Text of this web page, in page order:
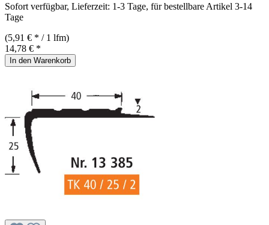
Sofort verfügbar, Lieferzeit: 1-3 Tage, für bestellbare Artikel 3-14
Tage
(5,91 € * / 1 lfm)
14,78 € *
In den Warenkorb